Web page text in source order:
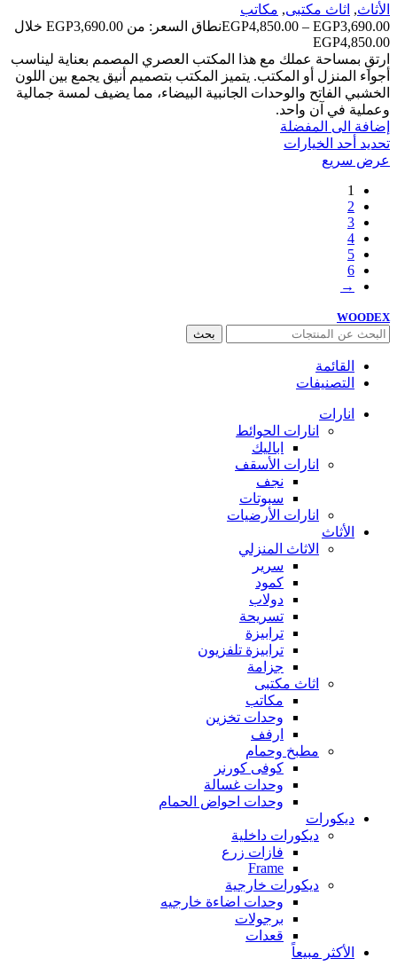
الأثاث, اثاث مكتبى, مكاتب
EGP3,690.00
–
EGP4,850.00
نطاق السعر: من ⁦EGP3,690.00⁩ خلال
ارتقِ بمساحة عملك مع هذا المكتب العصري المصمم بعناية ليناسب
أجواء المنزل أو المكتب. يتميز المكتب بتصميم أنيق يجمع بين اللون
الخشبي الفاتح والوحدات الجانبية البيضاء، مما يضيف لمسة جمالية
وعملية في آن واحد.
إضافة الى المفضلة
تحديد أحد الخيارات
عرض سريع
1
2
3
4
5
6
→
WOODEX
بحث
القائمة
التصنيفات
انارات
انارات الحوائط
اباليك
انارات الأسقف
نجف
سبوتات
انارات الأرضيات
الأثاث
الاثاث المنزلي
سرير
كمود
دولاب
تسريحة
ترابيزة
ترابيزة تلفزيون
جزامة
اثاث مكتبى
مكاتب
وحدات تخزين
ارفف
مطبخ وحمام
كوفى كورنر
وحدات غسالة
وحدات احواض الحمام
ديكورات
ديكورات داخلية
فازات زرع
Frame
ديكورات خارجية
وحدات اضاءة خارجيه
برجولات
قعدات
الأكثر مبيعاً